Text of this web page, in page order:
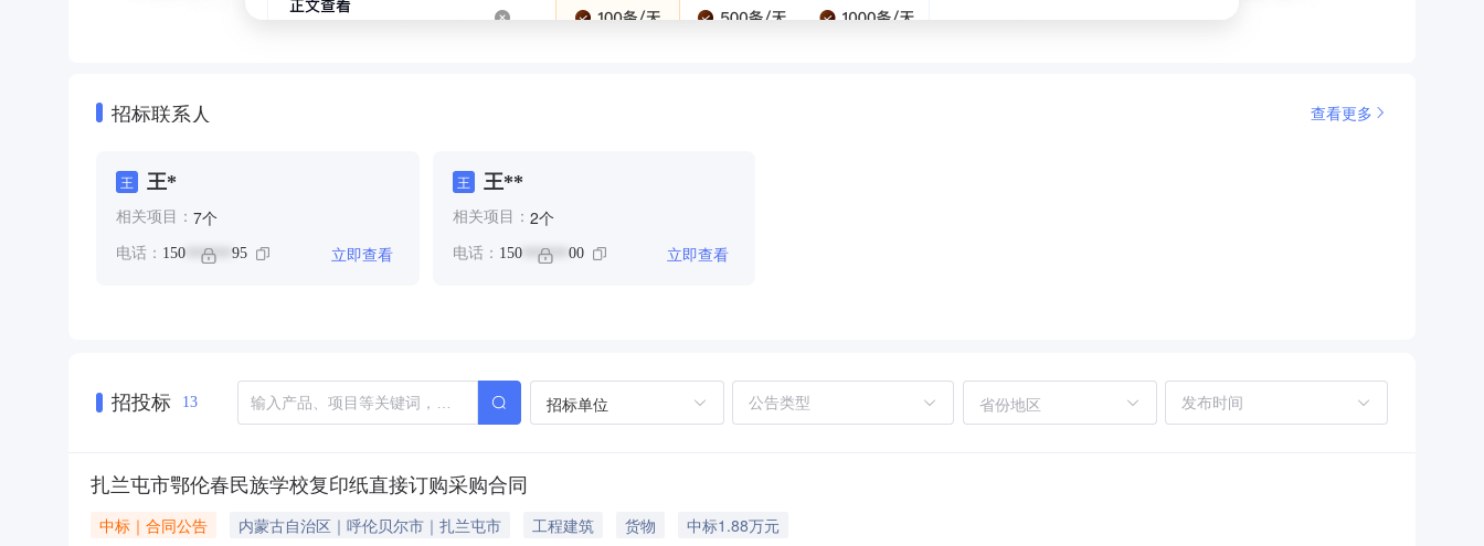
招标联系人 查看更多
王 王*
相关项目： 7个
电话： 150 ****** 95 立即查看
王 王**
相关项目： 2个
电话： 150****** 00 立即查看
招投标 13 招标单位 省份地区
扎兰屯市鄂伦春民族学校复印纸直接订购采购合同
中标｜合同公告 内蒙古自治区｜呼伦贝尔市｜扎兰屯市 工程建筑 货物
中标1.88万元